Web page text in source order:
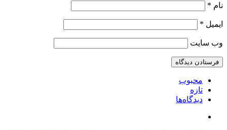
نام *
ایمیل *
وب‌ سایت
محبوب
تازه
دیدگاه‌ها